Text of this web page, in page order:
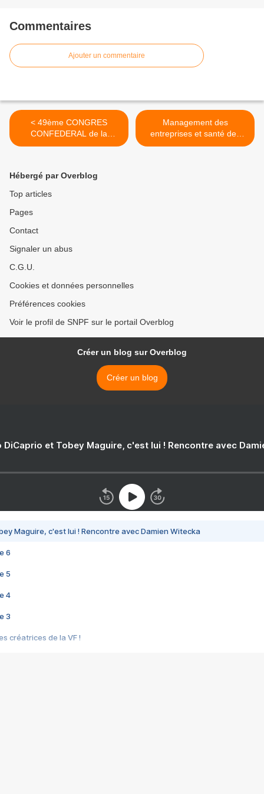
Commentaires
Ajouter un commentaire
< 49ème CONGRES
CONFEDERAL de la
CGTpar Smaîl Lamara
Management des
entreprises et santé des
salariés >
Hébergé par Overblog
Top articles
Pages
Contact
Signaler un abus
C.G.U.
Cookies et données personnelles
Préférences cookies
Voir le profil de SNPF sur le portail Overblog
Créer un blog sur Overblog
Créer un blog
DiCaprio et Tobey Maguire, c'est lui ! Rencontre avec
Maguire, c'est lui ! Rencontre avec Damien Witecka
6
5
4
3
créatrices de la VF !